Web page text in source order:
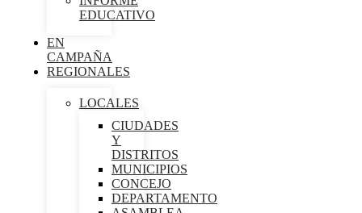
EDUCATIVO
EN
CAMPAÑA
REGIONALES
LOCALES
CIUDADES
Y
DISTRITOS
MUNICIPIOS
CONCEJO
DEPARTAMENTO